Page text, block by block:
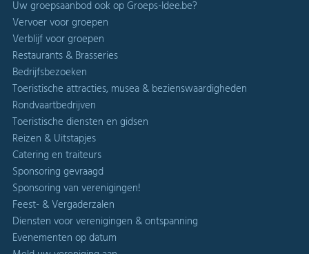
Uw groepsaanbod ook op Groeps-Idee.be?
Vervoer voor groepen
Verblijf voor groepen
Restaurants & Brasseries
Bedrijfsbezoeken
Toeristische attracties, musea & bezienswaardigheden
Rondvaartbedrijven
Toeristische diensten en gidsen
Reizen & Uitstapjes
Catering en traiteurs
Sponsoring gevraagd
Sponsoring van verenigingen!
Feest- & Vergaderzalen
Diensten voor verenigingen & ontspanning
Evenementen op datum